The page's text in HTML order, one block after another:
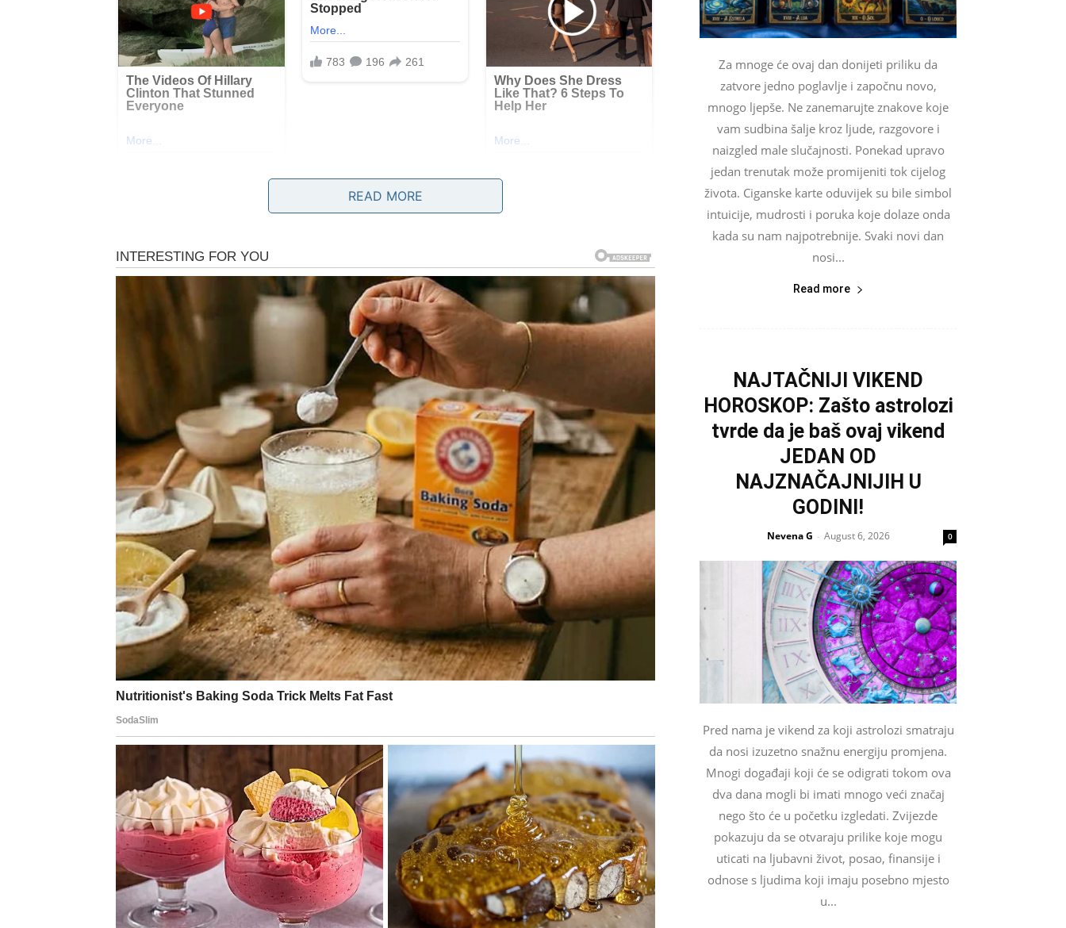
LAV – VREME JE DA ZABLISTAŠ, ALI OVOG PUTA IZ
PRAVE ISTINE
Lav ove sedmice ne dobija samo pažnju –dobija potvrdu.
Dobija onu vrstu priznanja koja ti kaže:
„Nisi uzalud izdržao.“
U tvojoj energiji se budi vatra samopouzdanja, ali ono što je važno – to nije prazna arogancija, već
unutrašnji osećaj moći i jasnoće.
Posao i novac
Na poslu može doći do preokreta:
razgovor sa nadređenima koji ti otvara vrata,
ponuda, dogovor ili projekat u kojem se prepoznaje tvoj potencijal,
mogućnost da pokažeš ideju koju si dugo držao u sebi.
Ako si imao osećaj da te drugi uzimaju zdravo za gotovo – ove sedmice se to menja. Moguće je da
READ MORE
Za mnoge će ovaj dan donijeti priliku da
zatvore jedno poglavlje i započnu novo,
mnogo ljepše. Ne zanemarujte znakove koje
vam sudbina šalje kroz ljude, razgovore i
naizgled male slučajnosti. Ponekad upravo
jedan trenutak može promijeniti tok cijelog
života. Ciganske karte oduvijek su bile simbol
intuicije, mudrosti i poruka koje dolaze onda
kada su nam najpotrebnije. Svaki novi dan
nosi...
Read more
NAJTAČNIJI VIKEND
HOROSKOP: Zašto astrolozi
tvrde da je baš ovaj vikend
JEDAN OD
NAJZNAČAJNIJIH U
GODINI!
Nevena G - August 6, 2026 0
Pred nama je vikend za koji astrolozi smatraju
da nosi izuzetno snažnu energiju promjena.
Mnogi događaji koji će se odigrati tokom ova
dva dana mogli bi imati mnogo veći značaj
nego što će u početku izgledati. Zvijezde
pokazuju da se otvaraju prilike koje mogu
uticati na ljubavni život, posao, finansije i
odnose s ljudima koji imaju posebno mjesto
u...